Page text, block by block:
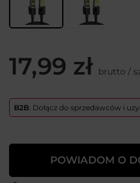
17,99 zł brutto /
B2B: Dołącz do sprzedawców i
POWIADOM O